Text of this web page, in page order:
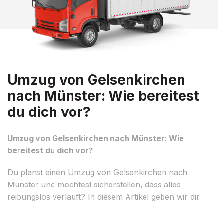
Umzug von Gelsenkirchen
nach Münster: Wie bereitest
du dich vor?
Umzug von Gelsenkirchen nach Münster: Wie
bereitest du dich vor?
Du planst einen Umzug von Gelsenkirchen nach
Münster und möchtest sicherstellen, dass alles
reibungslos verläuft? In diesem Artikel geben wir dir